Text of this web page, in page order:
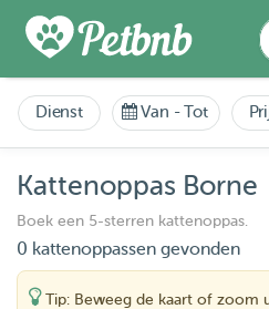
Dienst Van -Tot
Kattenoppas Borne
Boek een 5-sterren kattenoppas.
0 kattenoppassen gevonden
Tip: Beweeg de kaart of zoom